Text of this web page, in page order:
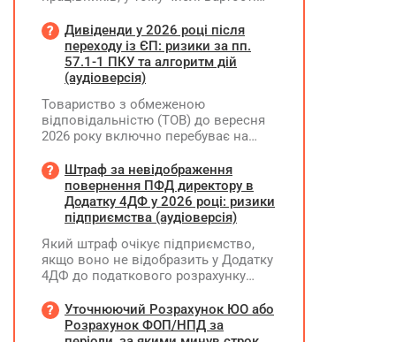
карткового рахунку працівника та
підтвердження таких операцій
первинними документами, належать
до компетенції Мінфіну
Дивіденди у 2026 році після
переходу із ЄП: ризики за пп.
57.1-1 ПКУ та алгоритм дій
(аудіоверсія)
Товариство з обмеженою
відповідальністю (ТОВ) до вересня
2026 року включно перебуває на
(єдиний податок, 3 група, ставка 5%,
неплатник ПДВ). З 1 жовтня 2026
року підприємство переходить на
загальну систему оподаткування
прибуток). За результатами
діяльності у періоді 2024–2025 років
(під час перебування на спрощеній
чистий прибуток, сума
нерозподіленого прибутку в балансі
Штраф за невідображення
повернення ПФД директору в
Додатку 4ДФ у 2026 році: ризики
підприємства (аудіоверсія)
Який штраф очікує підприємство,
якщо воно не відобразить у Додатку
4ДФ до податкового розрахунку
допомоги (ПФД) директору?
Уточнюючий Розрахунок ЮО або
Розрахунок ФОП/НПД за